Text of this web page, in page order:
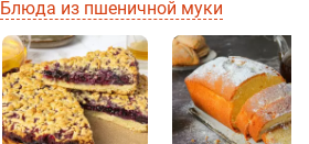
Блюда из пшеничной муки